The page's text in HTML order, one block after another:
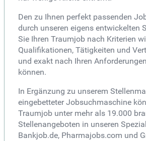
Den zu Ihnen perfekt passenden
durch unseren eigens entwickelten
Sie Ihren Traumjob nach Kriterien
Qualifikationen, Tätigkeiten und
und exakt nach Ihren
können.
In Ergänzung zu unserem
eingebetteter Jobsuchmaschine
Traumjob unter mehr als 19.000
Stellenangeboten in unseren
Bankjob.de, Pharmajobs.com und